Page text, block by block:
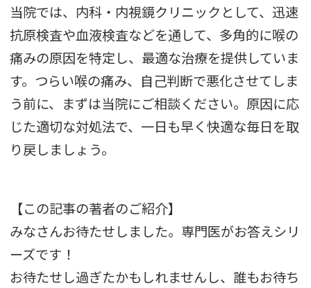
当院では、内科・内視鏡クリニックとして、迅速
抗原検査や血液検査などを通して、多角的に喉の
痛みの原因を特定し、最適な治療を提供していま
す。つらい喉の痛み、自己判断で悪化させてしま
う前に、まずは当院にご相談ください。原因に応
じた適切な対処法で、一日も早く快適な毎日を取
り戻しましょう。
【この記事の著者のご紹介】
みなさんお待たせしました。専門医がお答えシリ
ーズです！
お待たせし過ぎたかもしれませんし、誰もお待ち